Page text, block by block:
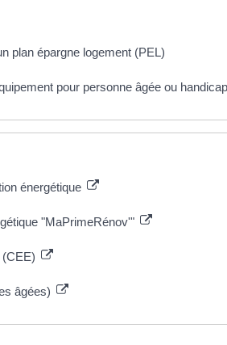
plan épargne logement (PEL)
pour personne âgée ou
énergétique
"MaPrimeRénov'"
âgées)